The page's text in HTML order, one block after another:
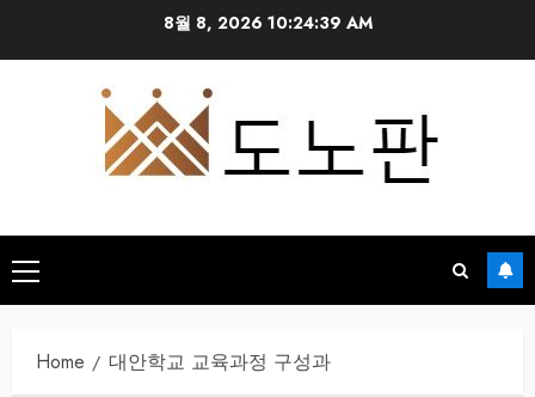
8월 8, 2026 10:24:39 AM
Primary
Menu
Home 대안학교 교육과정 구성과